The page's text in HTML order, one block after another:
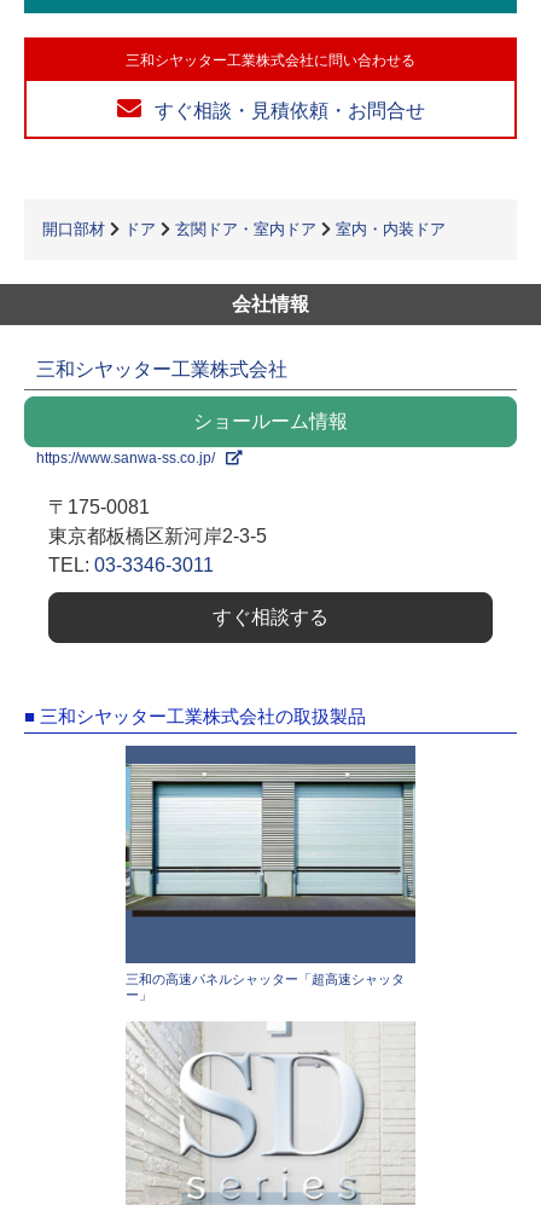
三和シヤッター工業株式会社に問い合わせる
すぐ相談・見積依頼・お問合せ
開口部材 ドア 玄関ドア・室内ドア 室内・内装ドア
会社情報
三和シヤッター工業株式会社
ショールーム情報
https://www.sanwa-ss.co.jp/
〒175-0081
東京都板橋区新河岸2-3-5
TEL: 03-3346-3011
すぐ相談する
■ 三和シヤッター工業株式会社の取扱製品
三和の高速パネルシャッター「超高速シャッタ
ー」